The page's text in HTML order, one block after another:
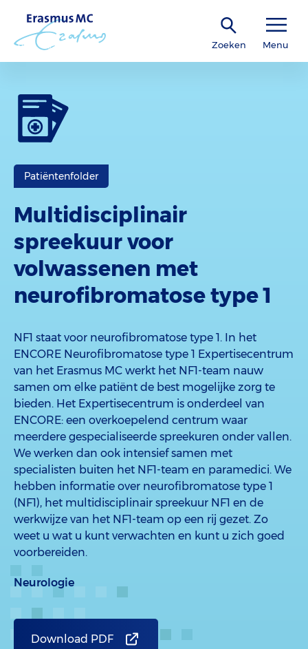
Zoeken Menu
Patiëntenfolder
Multidisciplinair
spreekuur voor
volwassenen met
neurofibromatose type 1
NF1 staat voor neurofibromatose type 1. In het
ENCORE Neurofibromatose type 1 Expertisecentrum
van het Erasmus MC werkt het NF1-team nauw
samen om elke patiënt de best mogelijke zorg te
bieden. Het Expertisecentrum is onderdeel van
ENCORE: een overkoepelend centrum waar
meerdere gespecialiseerde spreekuren onder vallen.
We werken dan ook intensief samen met
specialisten buiten het NF1-team en paramedici. We
hebben informatie over neurofibromatose type 1
(NF1), het multidisciplinair spreekuur NF1 en de
werkwijze van het NF1-team op een rij gezet. Zo
weet u wat u kunt verwachten en kunt u zich goed
voorbereiden.
Neurologie
Download PDF